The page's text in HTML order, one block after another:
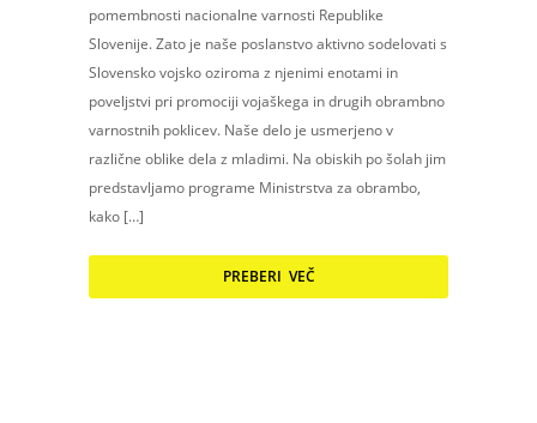
pomembnosti nacionalne varnosti Republike
Slovenije. Zato je naše poslanstvo aktivno sodelovati s
Slovensko vojsko oziroma z njenimi enotami in
poveljstvi pri promociji vojaškega in drugih obrambno
varnostnih poklicev. Naše delo je usmerjeno v
različne oblike dela z mladimi. Na obiskih po šolah jim
predstavljamo programe Ministrstva za obrambo,
kako […]
PREBERI VEČ